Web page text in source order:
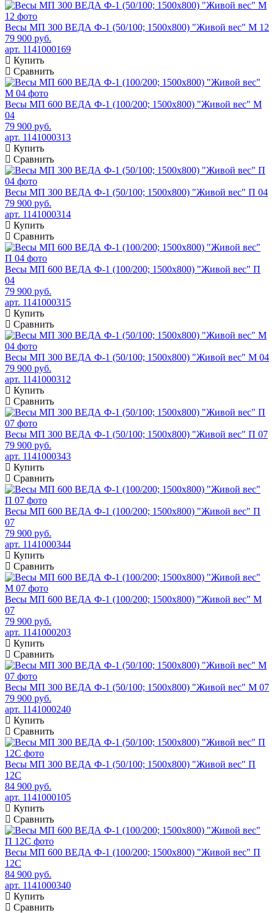
Весы МП 300 ВЕДА Ф-1 (50/100; 1500х800) "Живой вес" М 12
79 900 руб.
арт. 1141000169
Купить
Сравнить
Весы МП 600 ВЕДА Ф-1 (100/200; 1500х800) "Живой вес" М
04
79 900 руб.
арт. 1141000313
Купить
Сравнить
Весы МП 300 ВЕДА Ф-1 (50/100; 1500х800) "Живой вес" П 04
79 900 руб.
арт. 1141000314
Купить
Сравнить
Весы МП 600 ВЕДА Ф-1 (100/200; 1500х800) "Живой вес" П
04
79 900 руб.
арт. 1141000315
Купить
Сравнить
Весы МП 300 ВЕДА Ф-1 (50/100; 1500х800) "Живой вес" М 04
79 900 руб.
арт. 1141000312
Купить
Сравнить
Весы МП 300 ВЕДА Ф-1 (50/100; 1500х800) "Живой вес" П 07
79 900 руб.
арт. 1141000343
Купить
Сравнить
Весы МП 600 ВЕДА Ф-1 (100/200; 1500х800) "Живой вес" П
07
79 900 руб.
арт. 1141000344
Купить
Сравнить
Весы МП 600 ВЕДА Ф-1 (100/200; 1500х800) "Живой вес" М
07
79 900 руб.
арт. 1141000203
Купить
Сравнить
Весы МП 300 ВЕДА Ф-1 (50/100; 1500х800) "Живой вес" М 07
79 900 руб.
арт. 1141000240
Купить
Сравнить
Весы МП 300 ВЕДА Ф-1 (50/100; 1500х800) "Живой вес" П
12С
84 900 руб.
арт. 1141000105
Купить
Сравнить
Весы МП 600 ВЕДА Ф-1 (100/200; 1500х800) "Живой вес" П
12С
84 900 руб.
арт. 1141000340
Купить
Сравнить